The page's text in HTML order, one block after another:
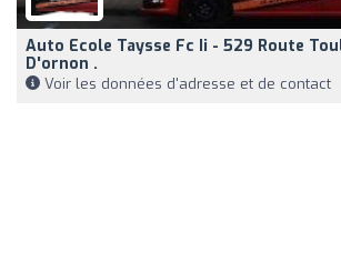
Auto Ecole Taysse Fc Ii - 529 Route
D'ornon .
Voir les données d'adresse et de contact